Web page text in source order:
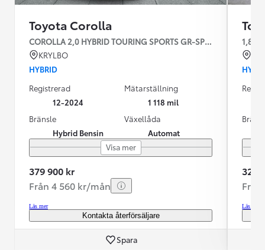
Toyota Corolla
COROLLA 2,0 HYBRID TOURING SPORTS GR-SPORT v-hjul
KRYLBO
HYBRID
Registrerad
12-2024
Mätarställning
1 118 mil
Bränsle
Hybrid Bensin
Växellåda
Automat
Visa mer
379 900 kr
Från 4 560 kr/mån
Läs mer
Kontakta återförsäljare
Spara
1,8
329
Läs mer